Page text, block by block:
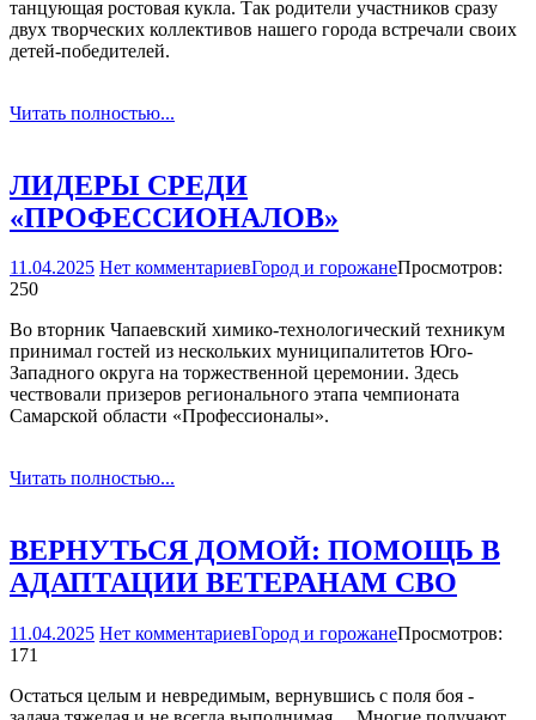
танцующая ростовая кукла. Так родители участников сразу
двух творческих коллективов нашего города встречали своих
детей-победителей.
Читать полностью...
ЛИДЕРЫ СРЕДИ
«ПРОФЕССИОНАЛОВ»
11.04.2025 Нет комментариевГород и горожанеПросмотров:
250
Во вторник Чапаевский химико-технологический техникум
принимал гостей из нескольких муниципалитетов Юго-
Западного округа на торжественной церемонии. Здесь
чествовали призеров регионального этапа чемпионата
Самарской области «Профессионалы».
Читать полностью...
ВЕРНУТЬСЯ ДОМОЙ: ПОМОЩЬ В
АДАПТАЦИИ ВЕТЕРАНАМ СВО
11.04.2025 Нет комментариевГород и горожанеПросмотров:
171
Остаться целым и невредимым, вернувшись с поля боя -